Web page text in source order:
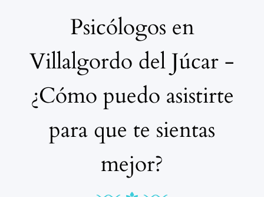
Psicólogos en
Villalgordo del Júcar -
¿Cómo puedo asistirte
para que te sientas
mejor?